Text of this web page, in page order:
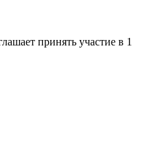
принять участие в 1